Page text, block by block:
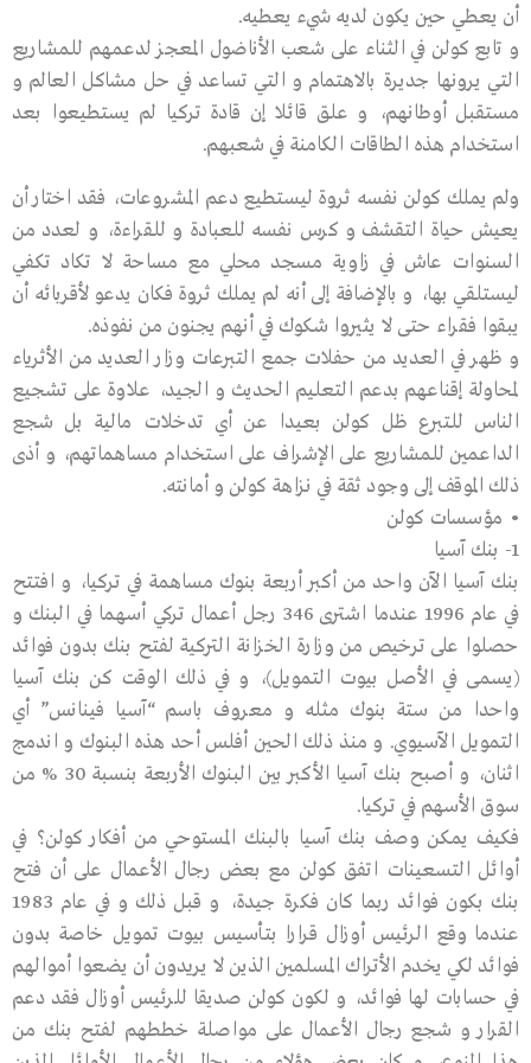
أن يعطي حين يكون لديه شيء يعطيه.
و تابع كولن في الثناء على شعب الأناضول المعجز لدعمهم للمشاريع
التي يرونها جديرة بالاهتمام و التي تساعد في حل مشاكل العالم و
مستقبل أوطانهم، و علق قائلا إن قادة تركيا لم يستطيعوا بعد
استخدام هذه الطاقات الكامنة في شعبهم.
ولم يملك كولن نفسه ثروة ليستطيع دعم المشروعات، فقد اختار أن
يعيش حياة التقشف و كرس نفسه للعبادة و للقراءة، و لعدد من
السنوات عاش في زاوية مسجد محلي مع مساحة لا تكاد تكفي
ليستلقي بها، و بالإضافة إلى أنه لم يملك ثروة فكان يدعو لأقربائه أن
يبقوا فقراء حتى لا يثيروا شكوك في أنهم يجنون من نفوذه.
و ظهر في العديد من حفلات جمع التبرعات وزار العديد من الأثرياء
لمحاولة إقناعهم بدعم التعليم الحديث و الجيد، علاوة على تشجيع
الناس للتبرع ظل كولن بعيدا عن أي تدخلات مالية بل شجع
الداعمين للمشاريع على الإشراف على استخدام مساهماتهم، و أذى
ذلك الموقف إلى وجود ثقة في نزاهة كولن و أمانته.
• مؤسسات كولن
1- بنك آسيا
بنك آسيا الآن واحد من أكبر أربعة بنوك مساهمة في تركيا، و افتتح
في عام 1996 عندما اشترى 346 رجل أعمال تركي أسهما في البنك و
حصلوا على ترخيص من وزارة الخزانة التركية لفتح بنك بدون فوائد
(يسمى في الأصل بيوت التمويل)، و في ذلك الوقت كن بنك آسيا
واحدا من ستة بنوك مثله و معروف باسم “آسيا فينانس” أي
التمويل الآسيوي. و منذ ذلك الحين أفلس أحد هذه البنوك و اندمج
اثنان، و أصبح بنك آسيا الأكبر بين البنوك الأربعة بنسبة 30 % من
سوق الأسهم في تركيا.
فكيف يمكن وصف بنك آسيا بالبنك المستوحي من أفكار كولن؟ في
أوائل التسعينات اتفق كولن مع بعض رجال الأعمال على أن فتح
بنك بكون فوائد ربما كان فكرة جيدة، و قبل ذلك و في عام 1983
عندما وقع الرئيس أوزال قرارا بتأسيس بيوت تمويل خاصة بدون
فوائد لكي يخدم الأتراك المسلمين الذين لا يريدون أن يضعوا أموالهم
في حسابات لها فوائد، و لكون كولن صديقا للرئيس أوزال فقد دعم
القرار و شجع رجال الأعمال على مواصلة خططهم لفتح بنك من